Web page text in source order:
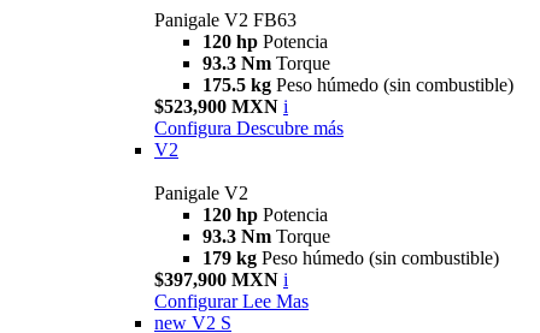
Panigale V2 FB63
120 hp Potencia
93.3 Nm Torque
175.5 kg Peso húmedo (sin combustible)
$523,900 MXN i
Configura Descubre más
V2
Panigale V2
120 hp Potencia
93.3 Nm Torque
179 kg Peso húmedo (sin combustible)
$397,900 MXN i
Configurar Lee Mas
new V2 S